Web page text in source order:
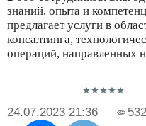
знаний, опыта и
предлагает услуги в
консалтинга,
операций, направленных
24.07.2023 21:36 532